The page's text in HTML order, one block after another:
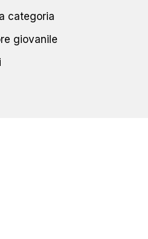
categoria
giovanile